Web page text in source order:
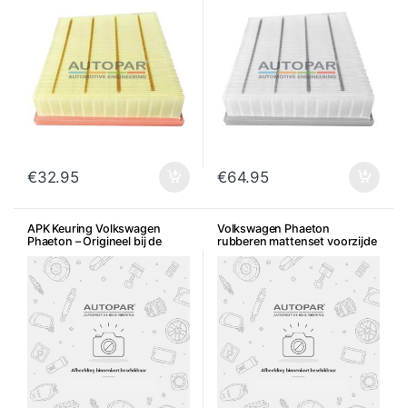
€32.95 €64.95
APK Keuring Volkswagen
Phaeton – Origineel bij de
dealer icm met onderhoud
Volkswagen Phaeton
rubberen mattenset voorzijde